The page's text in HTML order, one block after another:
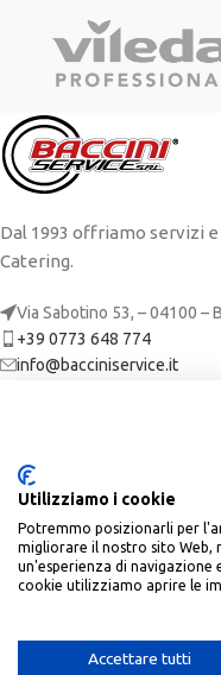
Dal 1993 offriamo servizi
Catering.
Via Sabotino 53, – 04100 –
+39 0773 648 774
info@bacciniservice.it
CATEGORIE
ACCOUNT
Baccini Service| P.Iva:
Utilizziamo i cookie
Potremmo posizionarli per
migliorare il nostro sito
un'esperienza di
cookie utilizziamo aprire le
Accettare tutti